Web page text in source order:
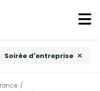
Soirée d'entreprise